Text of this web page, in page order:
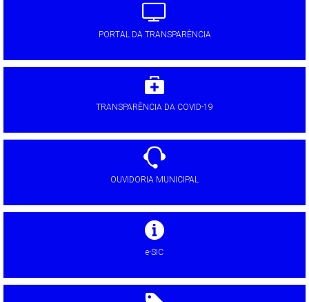
PORTAL DA TRANSPARÊNCIA
TRANSPARÊNCIA DA COVID-19
OUVIDORIA MUNICIPAL
e-SIC